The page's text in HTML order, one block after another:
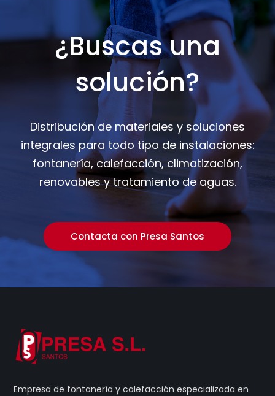
¿Buscas una
solución?
Distribución de materiales y soluciones
integrales para todo tipo de instalaciones:
fontanería, calefacción, climatización,
renovables y tratamiento de aguas.
Contacta con Presa Santos
Empresa de fontanería y calefacción especializada en